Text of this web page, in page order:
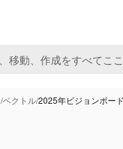
/ベクトル/2025年ビジョンボー